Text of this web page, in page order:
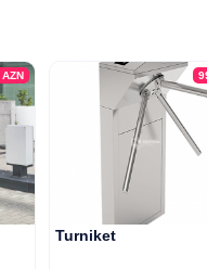
AZN
Turniket